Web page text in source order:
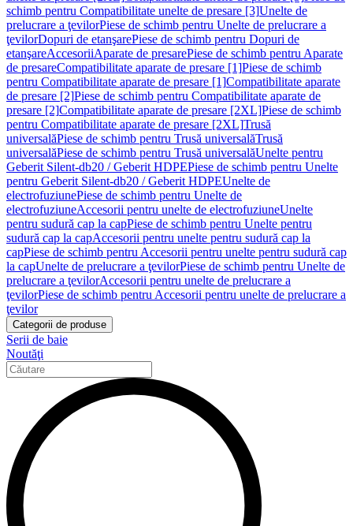
schimb pentru Compatibilitate unelte de presare [3]Unelte de
prelucrare a ţevilorPiese de schimb pentru Unelte de prelucrare a
ţevilorDopuri de etanşarePiese de schimb pentru Dopuri de
etanşareAccesoriiAparate de presarePiese de schimb pentru Aparate
de presareCompatibilitate aparate de presare [1]Piese de schimb
pentru Compatibilitate aparate de presare [1]Compatibilitate aparate
de presare [2]Piese de schimb pentru Compatibilitate aparate de
presare [2]Compatibilitate aparate de presare [2XL]Piese de schimb
pentru Compatibilitate aparate de presare [2XL]Trusă
universalăPiese de schimb pentru Trusă universalăTrusă
universalăPiese de schimb pentru Trusă universalăUnelte pentru
Geberit Silent-db20 / Geberit HDPEPiese de schimb pentru Unelte
pentru Geberit Silent-db20 / Geberit HDPEUnelte de
electrofuziunePiese de schimb pentru Unelte de
electrofuziuneAccesorii pentru unelte de electrofuziuneUnelte
pentru sudură cap la capPiese de schimb pentru Unelte pentru
sudură cap la capAccesorii pentru unelte pentru sudură cap la
capPiese de schimb pentru Accesorii pentru unelte pentru sudură cap
la capUnelte de prelucrare a ţevilorPiese de schimb pentru Unelte de
prelucrare a ţevilorAccesorii pentru unelte de prelucrare a
ţevilorPiese de schimb pentru Accesorii pentru unelte de prelucrare a
ţevilor
Categorii de produse
Serii de baie
Noutăţi